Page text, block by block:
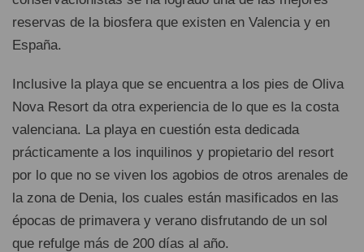
reservas de la biosfera que existen en Valencia y en
España.
Inclusive la playa que se encuentra a los pies de Oliva
Nova Resort da otra experiencia de lo que es la costa
valenciana. La playa en cuestión esta dedicada
prácticamente a los inquilinos y propietario del resort
por lo que no se viven los agobios de otros arenales de
la zona de Denia, los cuales están masificados en las
épocas de primavera y verano disfrutando de un sol
que refulge más de 200 días al año.